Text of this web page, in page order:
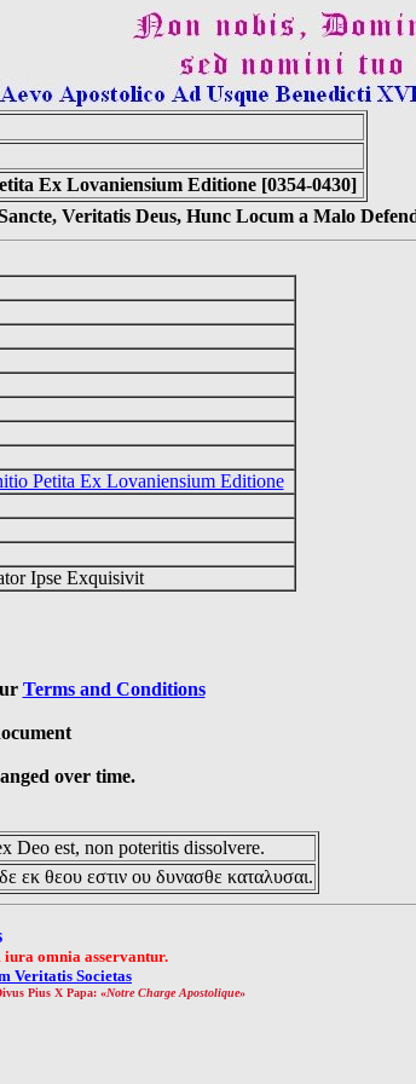
Ex Lovaniensium Editione [0354-0430]
Veritatis Deus, Hunc Locum a Malo
Petita Ex Lovaniensium Editione
Ipse Exquisivit
Terms and Conditions
over time.
Deo est, non poteritis dissolvere.
εκ θεου εστιν ου δυνασθε καταλυσαι.
omnia asservantur.
Veritatis Societas
Pius X Papa: «Notre Charge Apostolique»